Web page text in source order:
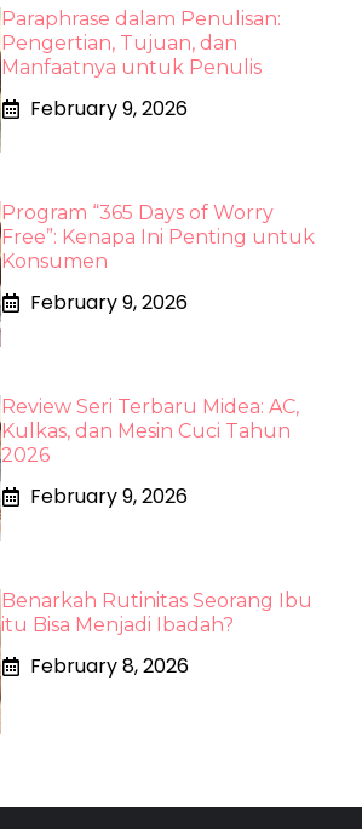
Paraphrase dalam Penulisan:
Pengertian, Tujuan, dan
Manfaatnya untuk Penulis
February 9, 2026
Program “365 Days of Worry
Free”: Kenapa Ini Penting untuk
Konsumen
February 9, 2026
Review Seri Terbaru Midea: AC,
Kulkas, dan Mesin Cuci Tahun
2026
February 9, 2026
Benarkah Rutinitas Seorang Ibu
itu Bisa Menjadi Ibadah?
February 8, 2026